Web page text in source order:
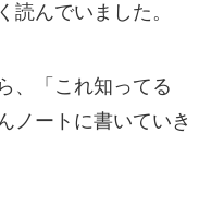
読んでいました。
、「これ知ってる
ノートに書いていき